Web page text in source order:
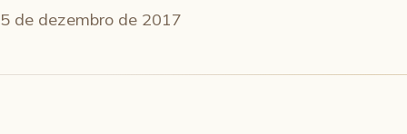
5 de dezembro de 2017